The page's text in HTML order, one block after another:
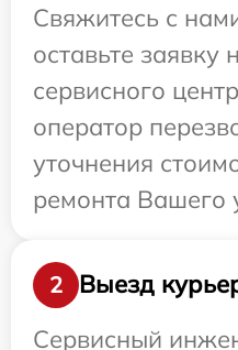
Свяжитесь с
оставьте заявку
сервисного
оператор
уточнения
ремонта Вашего
2
Выезд
Сервисный